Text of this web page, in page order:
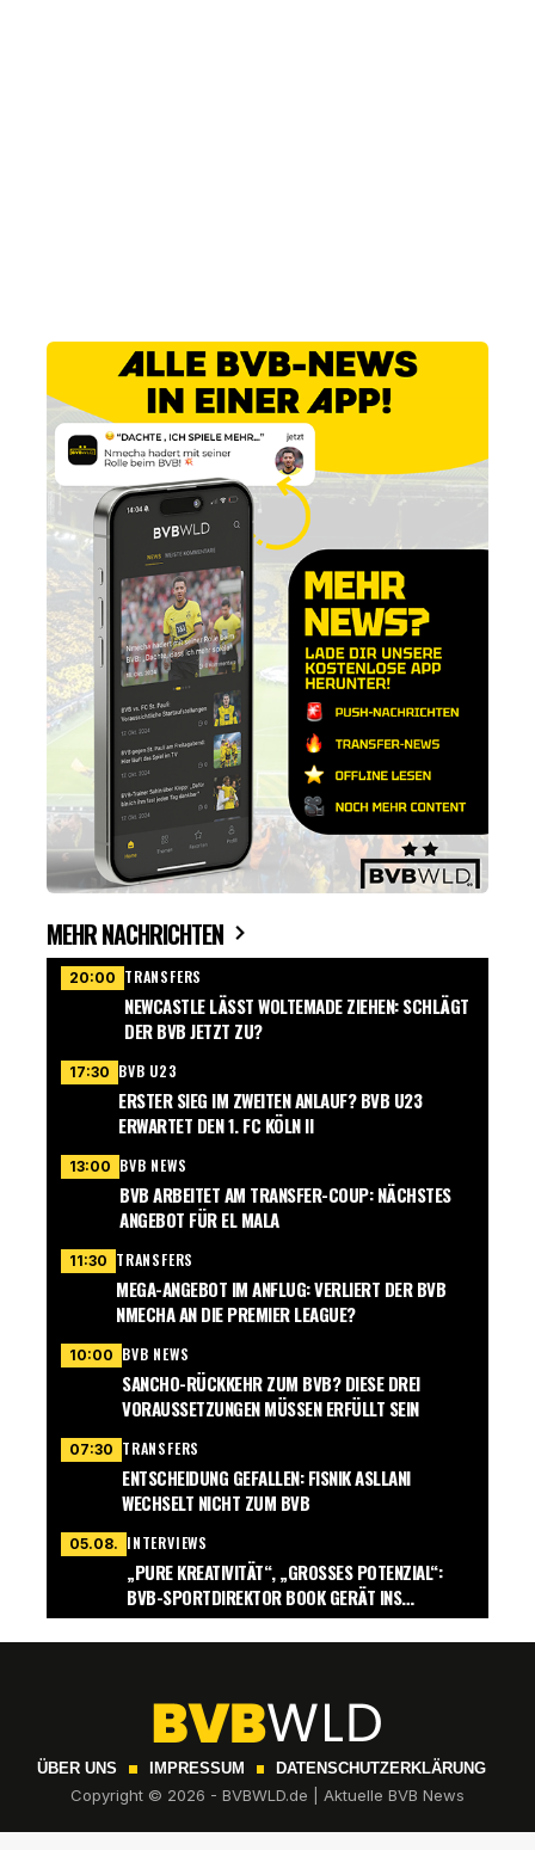
MEHR NACHRICHTEN
20:00 TRANSFERS
NEWCASTLE LÄSST WOLTEMADE ZIEHEN: SCHLÄGT
DER BVB JETZT ZU?
17:30 BVB U23
ERSTER SIEG IM ZWEITEN ANLAUF? BVB U23
ERWARTET DEN 1. FC KÖLN II
13:00 BVB NEWS
BVB ARBEITET AM TRANSFER-COUP: NÄCHSTES
ANGEBOT FÜR EL MALA
11:30 TRANSFERS
MEGA-ANGEBOT IM ANFLUG: VERLIERT DER BVB
NMECHA AN DIE PREMIER LEAGUE?
10:00 BVB NEWS
SANCHO-RÜCKKEHR ZUM BVB? DIESE DREI
VORAUSSETZUNGEN MÜSSEN ERFÜLLT SEIN
07:30 TRANSFERS
ENTSCHEIDUNG GEFALLEN: FISNIK ASLLANI
WECHSELT NICHT ZUM BVB
05.08. INTERVIEWS
„PURE KREATIVITÄT“, „GROSSES POTENZIAL“: B
VB-SPORTDIREKTOR BOOK GERÄT INS S
CHWÄRMEN
ÜBER UNS IMPRESSUM DATENSCHUTZERKLÄRUNG
Copyright © 2026 - BVBWLD.de | Aktuelle BVB News